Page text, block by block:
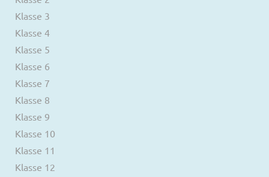
Klasse 3
Klasse 4
Klasse 5
Klasse 6
Klasse 7
Klasse 8
Klasse 9
Klasse 10
Klasse 11
Klasse 12